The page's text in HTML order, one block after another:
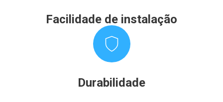
Facilidade de instalação
Durabilidade